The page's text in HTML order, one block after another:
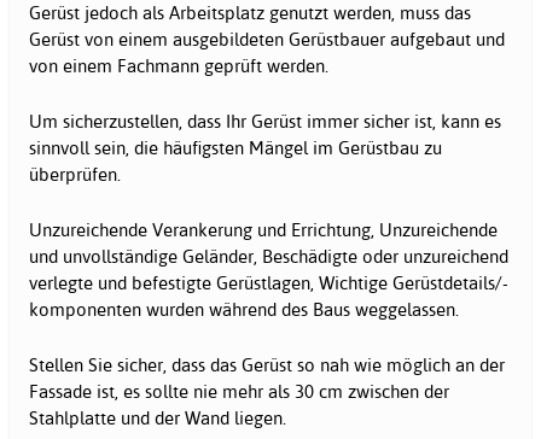
Gerüst jedoch als Arbeitsplatz genutzt werden, muss das
Gerüst von einem ausgebildeten Gerüstbauer aufgebaut und
von einem Fachmann geprüft werden.
Um sicherzustellen, dass Ihr Gerüst immer sicher ist, kann es
sinnvoll sein, die häufigsten Mängel im Gerüstbau zu
überprüfen.
Unzureichende Verankerung und Errichtung, Unzureichende
und unvollständige Geländer, Beschädigte oder unzureichend
verlegte und befestigte Gerüstlagen, Wichtige Gerüstdetails/-
komponenten wurden während des Baus weggelassen.
Stellen Sie sicher, dass das Gerüst so nah wie möglich an der
Fassade ist, es sollte nie mehr als 30 cm zwischen der
Stahlplatte und der Wand liegen.